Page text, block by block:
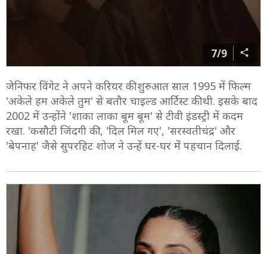
7/9
जेनिफर विंगेट ने अपने करियर की शुरुआत साल 1995 में फिल्म
'अकेले हम अकेले तुम' से बतौर चाइल्ड आर्टिस्ट की थी. इसके बाद
2002 में उन्होंने 'शाका लाका बूम बूम' से टीवी इंडस्ट्री में कदम
रखा. 'कसौटी जिंदगी की', 'दिल मिल गए', 'सरस्वतीचंद्र' और
'बेपनाह' जैसे सुपरहिट शोज ने उन्हें घर-घर में पहचान दिलाई.